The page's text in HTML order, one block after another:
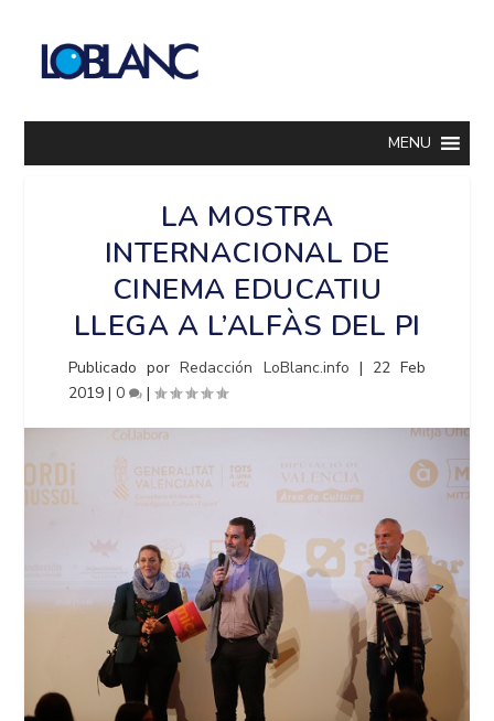
MENU
LA MOSTRA
INTERNACIONAL DE
CINEMA EDUCATIU
LLEGA A L’ALFÀS DEL PI
Publicado porRedacción LoBlanc.info | 22 Feb
2019 |0 |